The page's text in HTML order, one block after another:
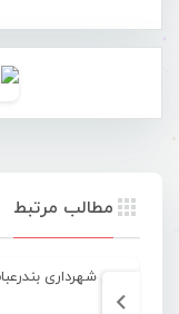
مطالب مرتبط